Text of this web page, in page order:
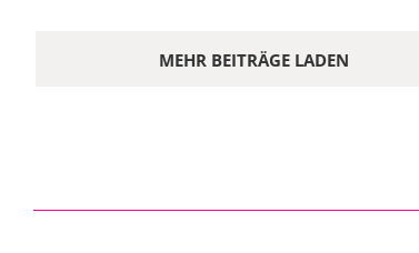
MEHR BEITRÄGE LADEN